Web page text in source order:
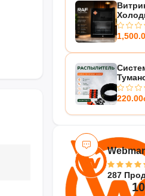
287